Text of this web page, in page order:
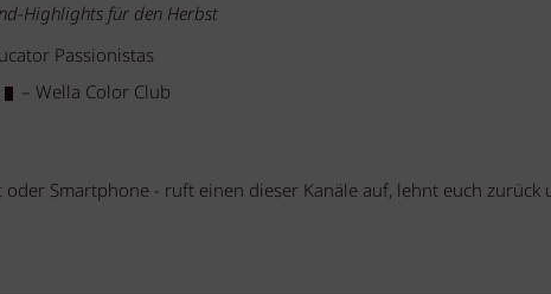
Highlights für den Herbst
Passionistas
– Wella Color Club
Smartphone - ruft einen dieser Kanäle auf, lehnt euch zurück